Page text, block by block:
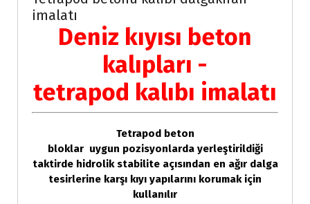
imalatı
Deniz kıyısı beton
kalıpları -
tetrapod kalıbı imalatı
Tetrapod beton
bloklar uygun pozisyonlarda yerleştirildiği
taktirde hidrolik stabilite açısından en ağır dalga
tesirlerine karşı kıyı yapılarını korumak için
kullanılır